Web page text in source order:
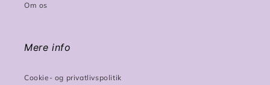
Om os
Mere info
Cookie- og privatlivspolitik